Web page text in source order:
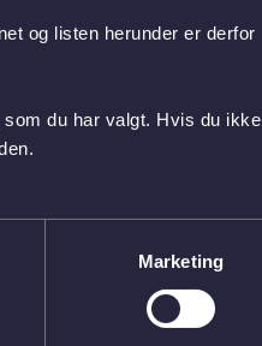
og listen herunder er derfor
du har valgt. Hvis du ikke
Marketing